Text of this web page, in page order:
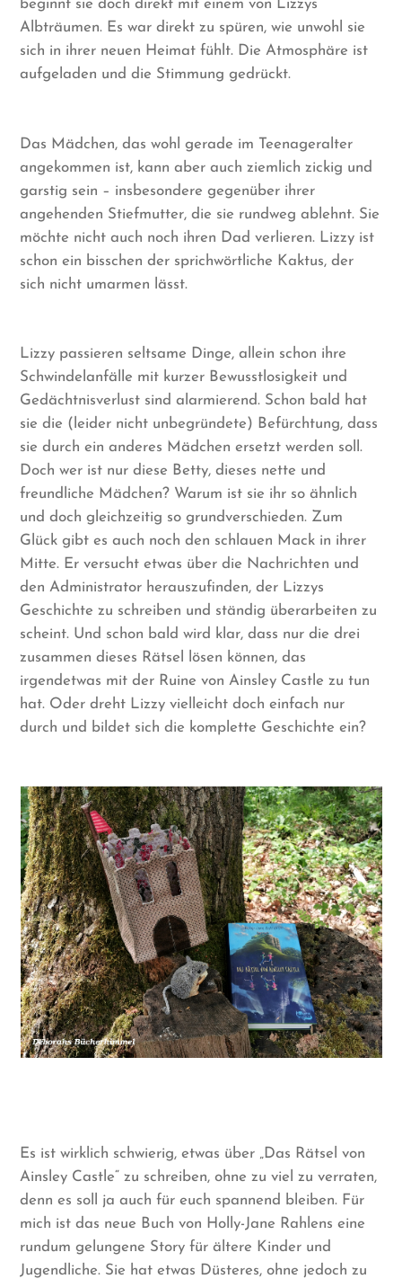
beginnt sie doch direkt mit einem von Lizzys
Albträumen. Es war direkt zu spüren, wie unwohl sie
sich in ihrer neuen Heimat fühlt. Die Atmosphäre ist
aufgeladen und die Stimmung gedrückt.
Das Mädchen, das wohl gerade im Teenageralter
angekommen ist, kann aber auch ziemlich zickig und
garstig sein – insbesondere gegenüber ihrer
angehenden Stiefmutter, die sie rundweg ablehnt. Sie
möchte nicht auch noch ihren Dad verlieren. Lizzy ist
schon ein bisschen der sprichwörtliche Kaktus, der
sich nicht umarmen lässt.
Lizzy passieren seltsame Dinge, allein schon ihre
Schwindelanfälle mit kurzer Bewusstlosigkeit und
Gedächtnisverlust sind alarmierend. Schon bald hat
sie die (leider nicht unbegründete) Befürchtung, dass
sie durch ein anderes Mädchen ersetzt werden soll.
Doch wer ist nur diese Betty, dieses nette und
freundliche Mädchen? Warum ist sie ihr so ähnlich
und doch gleichzeitig so grundverschieden. Zum
Glück gibt es auch noch den schlauen Mack in ihrer
Mitte. Er versucht etwas über die Nachrichten und
den Administrator herauszufinden, der Lizzys
Geschichte zu schreiben und ständig überarbeiten zu
scheint. Und schon bald wird klar, dass nur die drei
zusammen dieses Rätsel lösen können, das
irgendetwas mit der Ruine von Ainsley Castle zu tun
hat. Oder dreht Lizzy vielleicht doch einfach nur
durch und bildet sich die komplette Geschichte ein?
Es ist wirklich schwierig, etwas über „Das Rätsel von
Ainsley Castle“ zu schreiben, ohne zu viel zu verraten,
denn es soll ja auch für euch spannend bleiben. Für
mich ist das neue Buch von Holly-Jane Rahlens eine
rundum gelungene Story für ältere Kinder und
Jugendliche. Sie hat etwas Düsteres, ohne jedoch zu